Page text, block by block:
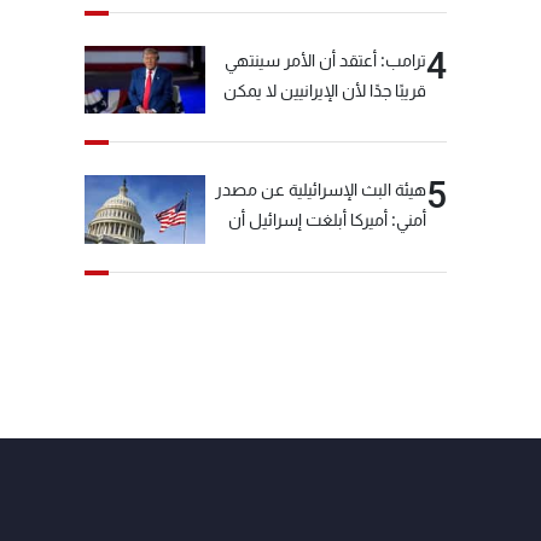
4ترامب: أعتقد أن الأمر سينتهي
قريبًا جدًا لأن الإيرانيين لا يمكن
5هيئة البث الإسرائيلية عن مصدر
أمني: أميركا أبلغت إسرائيل أن